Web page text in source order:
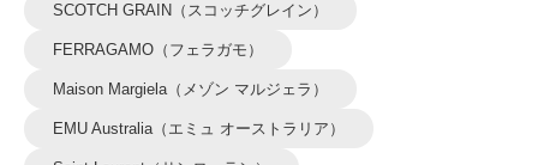
SCOTCH GRAIN（スコッチグレイン）
FERRAGAMO（フェラガモ）
Maison Margiela（メゾン マルジェラ）
EMU Australia（エミュ オーストラリア）